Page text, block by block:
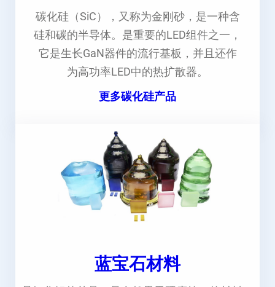
碳化硅（SiC），又称为金刚砂，是一种含
硅和碳的半导体。是重要的LED组件之一，
它是生长GaN器件的流行基板，并且还作
为高功率LED中的热扩散器。
更多碳化硅产品
蓝宝石材料